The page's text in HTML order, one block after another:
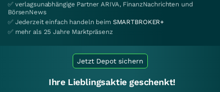
✅ verlagsunabhängige Partner ARIVA, FinanzNachrichten und
BörsenNews
✅ Jederzeit einfach handeln beim SMARTBROKER+
✅ mehr als 25 Jahre Marktpräsenz
Jetzt Depot sichern
Ihre Lieblingsaktie geschenkt!